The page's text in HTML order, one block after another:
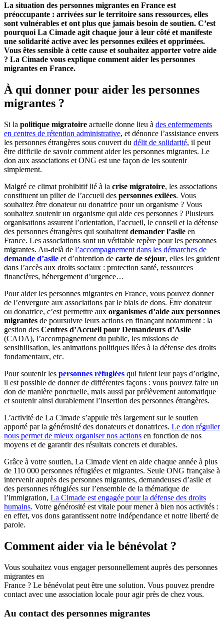
La situation des personnes migrantes en France est
préoccupante : arrivées sur le territoire sans ressources, elles
sont vulnérables et ont plus que jamais besoin de soutien. C’est
pourquoi La Cimade agit chaque jour à leur côté et manifeste
une solidarité active avec les personnes exilées et opprimées.
Vous êtes sensible à cette cause et souhaitez apporter votre aide
? La Cimade vous explique comment aider les personnes
migrantes en France.
À qui donner pour aider les personnes
migrantes ?
Si la politique migratoire actuelle donne lieu à des enfermements
en centres de rétention administrative, et dénonce l’assistance envers
les personnes étrangères sous couvert du délit de solidarité, il peut
être difficile de savoir comment aider les personnes migrantes. Le
don aux associations et ONG est une façon de les soutenir
simplement.
Malgré ce climat prohibitif lié à la crise migratoire, les associations
constituent un pilier de l’accueil des personnes exilées. Vous
souhaitez être donateur ou donatrice pour un organisme ? Vous
souhaitez soutenir un organisme qui aide ces personnes ? Plusieurs
organisations assurent l’orientation, l’accueil, le conseil et la défense
des personnes étrangères qui souhaitent demander l’asile en
France. Les associations sont un véritable repère pour les personnes
migrantes. Au-delà de l’accompagnement dans les démarches de
demande d’asile et d’obtention de carte de séjour, elles les guident
dans l’accès aux droits sociaux : protection santé, ressources
financières, hébergement d’urgence…
Pour aider les personnes migrantes en France, vous pouvez donner
de l’envergure aux associations par le biais de dons. Être donateur
ou donatrice, c’est permettre aux organismes d’aide aux personnes
migrantes de poursuivre leurs actions en finançant notamment : la
gestion des Centres d’Accueil pour Demandeurs d’Asile
(CADA), l’accompagnement du public, les missions de
sensibilisation, les animations politiques liées à la défense des droits
fondamentaux, etc.
Pour soutenir les personnes réfugiées qui fuient leur pays d’origine,
il est possible de donner de différentes façons : vous pouvez faire un
don de manière ponctuelle, mais aussi par prélèvement automatique
et soutenir ainsi durablement l’insertion des personnes étrangères.
L’activité de La Cimade s’appuie très largement sur le soutien
apporté par la générosité des donateurs et donatrices. Le don régulier
nous permet de mieux organiser nos actions en fonction de nos
moyens et de garantir des résultats concrets et durables.
Grâce à votre soutien, La Cimade vient en aide chaque année à plus
de 110 000 personnes réfugiées et migrantes. Seule ONG française à
intervenir auprès des personnes migrantes, demandeuses d’asile et
des personnes réfugiées sur l’ensemble de la thématique de
l’immigration, La Cimade est engagée pour la défense des droits
humains. Votre générosité est vitale pour mener à bien nos activités :
en effet, vos dons garantissent notre indépendance et notre liberté de
parole.
Comment aider via le bénévolat ?
Vous souhaitez vous engager personnellement auprès des personnes
migrantes en
France ? Le bénévolat peut être une solution. Vous pouvez prendre
contact avec une association locale pour agir près de chez vous.
Au contact des personnes migrantes